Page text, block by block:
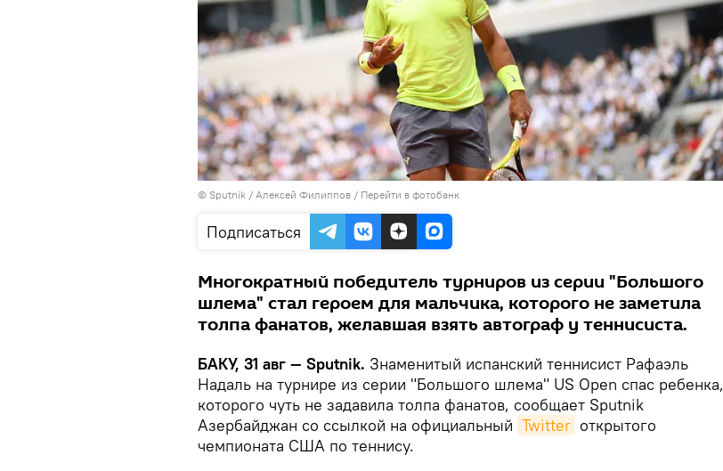
© Sputnik / Алексей Филиппов / Перейти в фотобанк
Подписаться
Многократный победитель турниров из серии "Большого
шлема" стал героем для мальчика, которого не заметила
толпа фанатов, желавшая взять автограф у теннисиста.
БАКУ, 31 авг — Sputnik. Знаменитый испанский теннисист Рафаэль
Надаль на турнире из серии "Большого шлема" US Open спас ребенка,
которого чуть не задавила толпа фанатов, сообщает Sputnik
Азербайджан со ссылкой на официальный Twitter открытого
чемпионата США по теннису.